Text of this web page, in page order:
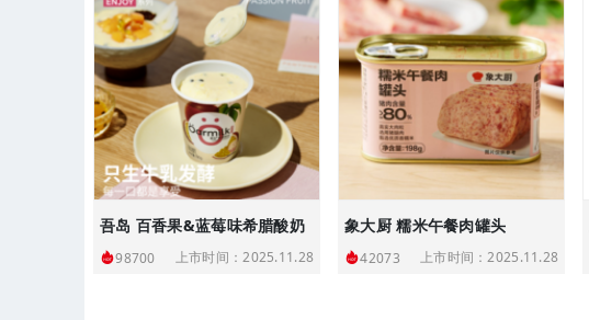
吾岛 百香果&蓝莓味希腊酸奶
98700 上市时间：2025.11.28
象大厨 糯米午餐肉罐头
42073 上市时间：2025.11.28